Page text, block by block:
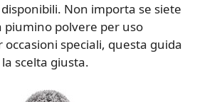
Non importa se siete
piumino polvere per uso
speciali, questa guida
scelta giusta.